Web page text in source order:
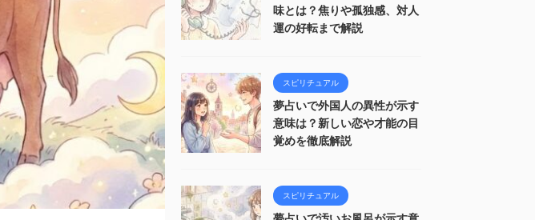
味とは？焦りや孤独感、対人
運の好転まで解説
スピリチュアル
夢占いで外国人の異性が示す
意味は？新しい恋や才能の目
覚めを徹底解説
スピリチュアル